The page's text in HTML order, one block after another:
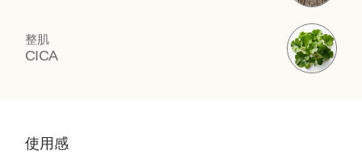
整肌
CICA
使用感